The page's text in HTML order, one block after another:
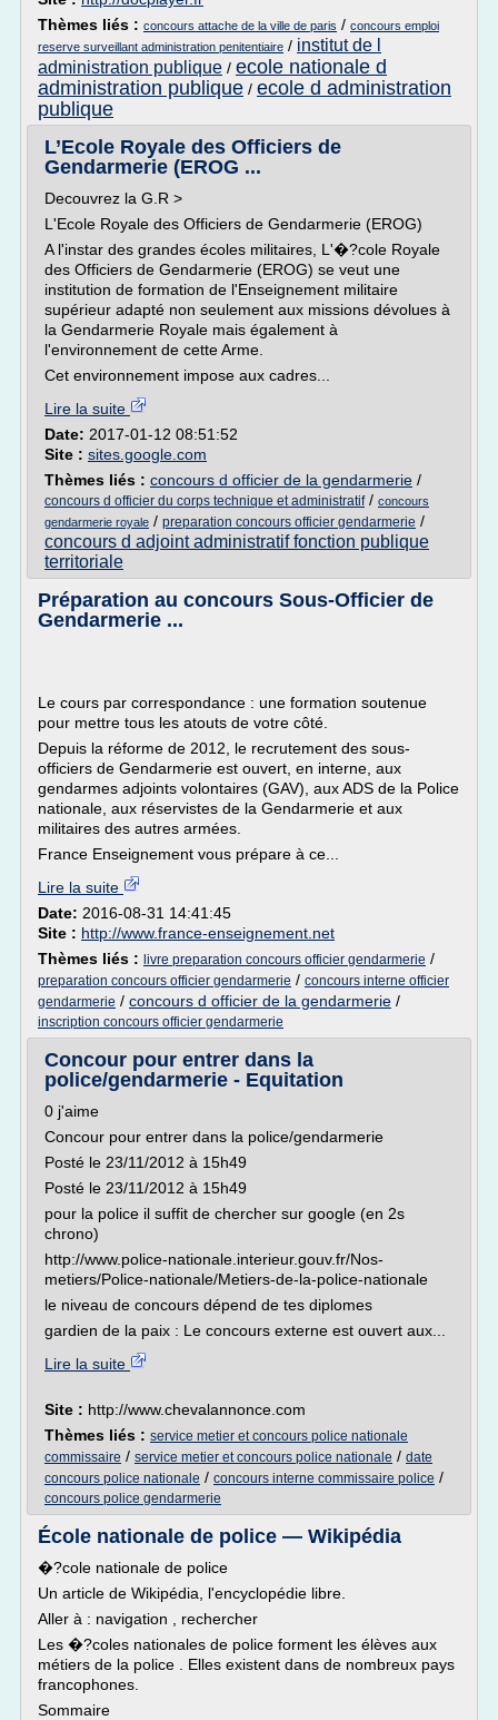
Thèmes liés : concours attache de la ville de paris / concours emploi
reserve surveillant administration penitentiaire / institut de l
administration publique / ecole nationale d
administration publique / ecole d administration
publique
L’Ecole Royale des Officiers de
Gendarmerie (EROG ...
Decouvrez la G.R >
L'Ecole Royale des Officiers de Gendarmerie (EROG)
A l'instar des grandes écoles militaires, L'�?cole Royale
des Officiers de Gendarmerie (EROG) se veut une
institution de formation de l'Enseignement militaire
supérieur adapté non seulement aux missions dévolues à
la Gendarmerie Royale mais également à
l'environnement de cette Arme.
Cet environnement impose aux cadres...
Lire la suite
Date: 2017-01-12 08:51:52
Site : sites.google.com
Thèmes liés : concours d officier de la gendarmerie /
concours d officier du corps technique et administratif/ concours
gendarmerie royale / preparation concours officier gendarmerie /
concours d adjoint administratif fonction publique
territoriale
Préparation au concours Sous-Officier de
Gendarmerie ...
Le cours par correspondance : une formation soutenue
pour mettre tous les atouts de votre côté.
Depuis la réforme de 2012, le recrutement des sous-
officiers de Gendarmerie est ouvert, en interne, aux
gendarmes adjoints volontaires (GAV), aux ADS de la Police
nationale, aux réservistes de la Gendarmerie et aux
militaires des autres armées.
France Enseignement vous prépare à ce...
Lire la suite
Date: 2016-08-31 14:41:45
Site : http://www.france-enseignement.net
Thèmes liés : livre preparation concours officier gendarmerie /
preparation concours officier gendarmerie / concours interne officier
gendarmerie / concours d officier de la gendarmerie /
inscription concours officier gendarmerie
Concour pour entrer dans la
police/gendarmerie - Equitation
0 j'aime
Concour pour entrer dans la police/gendarmerie
Posté le 23/11/2012 à 15h49
Posté le 23/11/2012 à 15h49
pour la police il suffit de chercher sur google (en 2s
chrono)
http://www.police-nationale.interieur.gouv.fr/Nos-
metiers/Police-nationale/Metiers-de-la-police-nationale
le niveau de concours dépend de tes diplomes
gardien de la paix : Le concours externe est ouvert aux...
Lire la suite
Site : http://www.chevalannonce.com
Thèmes liés : service metier et concours police nationale
commissaire / service metier et concours police nationale / date
concours police nationale / concours interne commissaire police /
concours police gendarmerie
École nationale de police — Wikipédia
�?cole nationale de police
Un article de Wikipédia, l'encyclopédie libre.
Aller à : navigation , rechercher
Les �?coles nationales de police forment les élèves aux
métiers de la police . Elles existent dans de nombreux pays
francophones.
Sommaire